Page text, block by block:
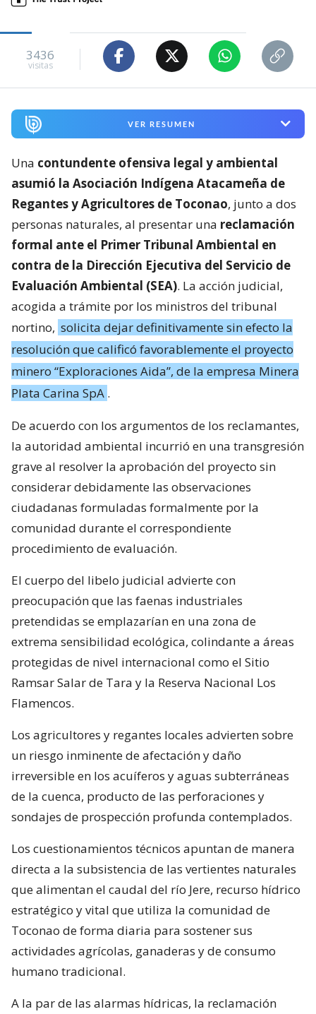
3436
visitas
VER RESUMEN
Una contundente ofensiva legal y ambiental
asumió la Asociación Indígena Atacameña de
Regantes y Agricultores de Toconao, junto a dos
personas naturales, al presentar una reclamación
formal ante el Primer Tribunal Ambiental en
contra de la Dirección Ejecutiva del Servicio de
Evaluación Ambiental (SEA). La acción judicial,
acogida a trámite por los ministros del tribunal
nortino, solicita dejar definitivamente sin efecto la
resolución que calificó favorablemente el proyecto
minero “Exploraciones Aida”, de la empresa Minera
Plata Carina SpA .
De acuerdo con los argumentos de los reclamantes,
la autoridad ambiental incurrió en una transgresión
grave al resolver la aprobación del proyecto sin
considerar debidamente las observaciones
ciudadanas formuladas formalmente por la
comunidad durante el correspondiente
procedimiento de evaluación.
El cuerpo del libelo judicial advierte con
preocupación que las faenas industriales
pretendidas se emplazarían en una zona de
extrema sensibilidad ecológica, colindante a áreas
protegidas de nivel internacional como el Sitio
Ramsar Salar de Tara y la Reserva Nacional Los
Flamencos.
Los agricultores y regantes locales advierten sobre
un riesgo inminente de afectación y daño
irreversible en los acuíferos y aguas subterráneas
de la cuenca, producto de las perforaciones y
sondajes de prospección profunda contemplados.
Los cuestionamientos técnicos apuntan de manera
directa a la subsistencia de las vertientes naturales
que alimentan el caudal del río Jere, recurso hídrico
estratégico y vital que utiliza la comunidad de
Toconao de forma diaria para sostener sus
actividades agrícolas, ganaderas y de consumo
humano tradicional.
A la par de las alarmas hídricas, la reclamación